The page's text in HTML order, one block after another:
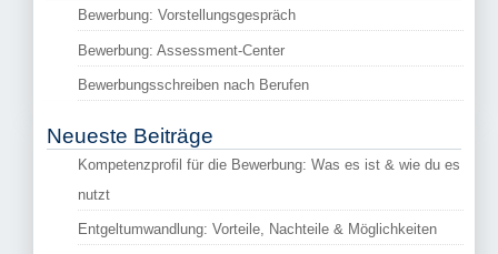
Bewerbung: Vorstellungsgespräch
Bewerbung: Assessment-Center
Bewerbungsschreiben nach Berufen
Neueste Beiträge
Kompetenzprofil für die Bewerbung: Was es ist & wie du es
nutzt
Entgeltumwandlung: Vorteile, Nachteile & Möglichkeiten